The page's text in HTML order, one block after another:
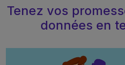
Tenez vos
données en